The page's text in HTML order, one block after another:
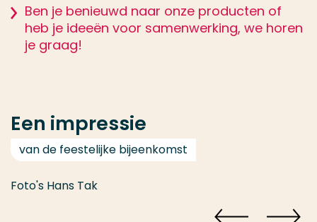
Ben je benieuwd naar onze producten of
heb je ideeën voor samenwerking, we horen
je graag!
Een impressie
van de feestelijke bijeenkomst
Foto's Hans Tak